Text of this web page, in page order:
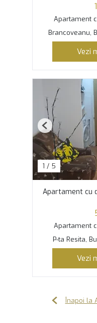
Apartament
Brancoveanu,
Vezi
1 / 5
Previous
Apartament cu
Apartament
P-ta Resita,
Vezi
Înapoi la